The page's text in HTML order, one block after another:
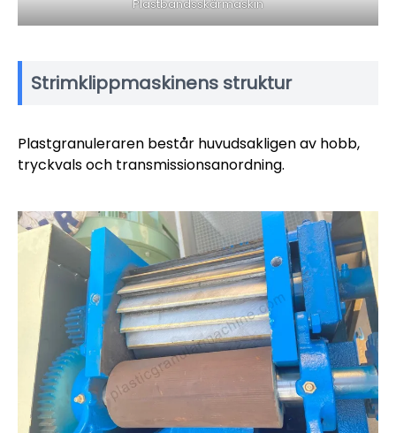
Plastbandsskärmaskin
Strimklippmaskinens struktur
Plastgranuleraren består huvudsakligen av hobb,
tryckvals och transmissionsanordning.